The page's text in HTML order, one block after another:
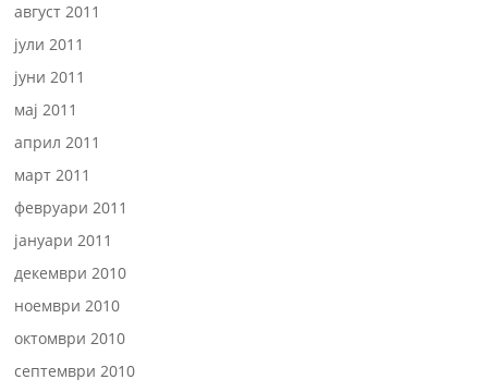
август 2011
јули 2011
јуни 2011
мај 2011
април 2011
март 2011
февруари 2011
јануари 2011
декември 2010
ноември 2010
октомври 2010
септември 2010